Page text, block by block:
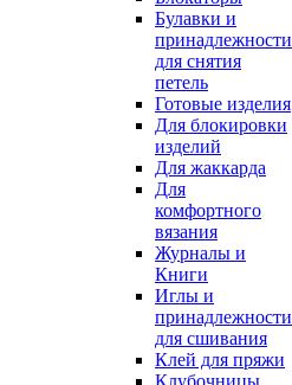
Булавки и
принадлежности
для снятия
петель
Готовые изделия
Для блокировки
изделий
Для жаккарда
Для
комфортного
вязания
Журналы и
Книги
Иглы и
принадлежности
для сшивания
Клей для пряжи
Клубочницы